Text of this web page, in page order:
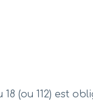
(ou 112) est